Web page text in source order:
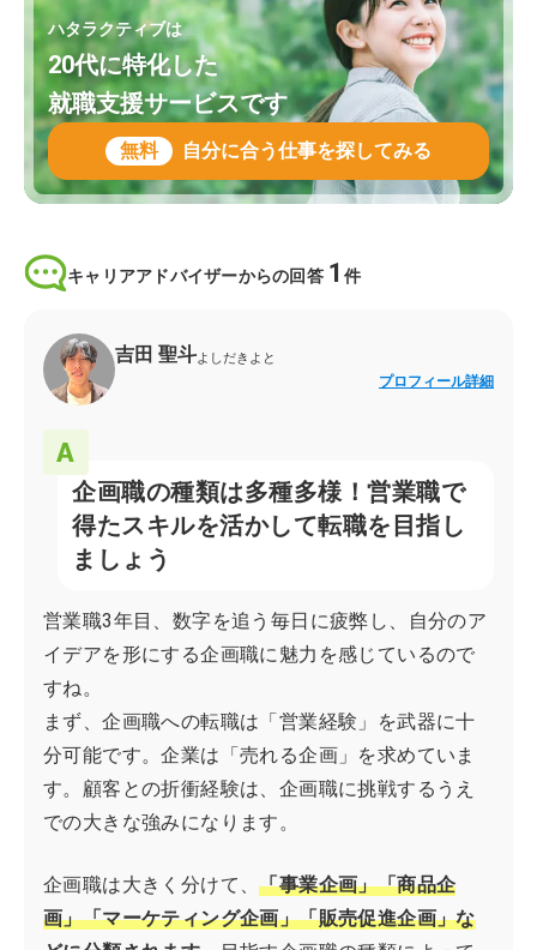
ハタラクティブは
20代に特化した
就職支援サービスです
無料 自分に合う仕事を探してみる
キャリアアドバイザーからの回答 1 件
吉田 聖斗よしだきよと
プロフィール詳細
企画職の種類は多種多様！営業職で
得たスキルを活かして転職を目指し
ましょう
営業職3年目、数字を追う毎日に疲弊し、自分のア
イデアを形にする企画職に魅力を感じているので
すね。
まず、企画職への転職は「営業経験」を武器に十
分可能です。企業は「売れる企画」を求めていま
す。顧客との折衝経験は、企画職に挑戦するうえ
での大きな強みになります。
企画職は大きく分けて、「事業企画」「商品企
画」「マーケティング企画」「販売促進企画」な